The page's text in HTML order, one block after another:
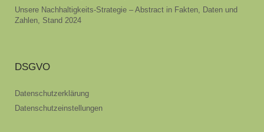
Unsere Nachhaltigkeits-Strategie – Abstract in Fakten, Daten und
Zahlen, Stand 2024
DSGVO
Datenschutzerklärung
Datenschutzeinstellungen